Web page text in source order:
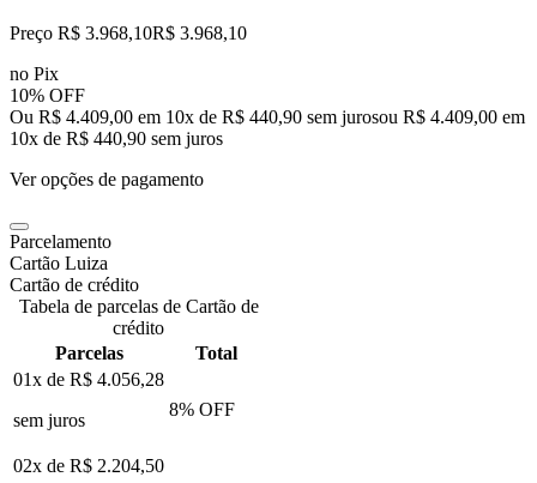
Preço R$ 3.968,10R$ 3.968,10
no Pix
10% OFF
Ou R$ 4.409,00 em 10x de R$ 440,90 sem jurosou R$ 4.409,00 em
10x de R$ 440,90 sem juros
Ver opções de pagamento
Parcelamento
Cartão Luiza
Cartão de crédito
Tabela de parcelas de Cartão de
crédito
Parcelas
Total
01x de R$ 4.056,28
sem juros
8% OFF
02x de R$ 2.204,50